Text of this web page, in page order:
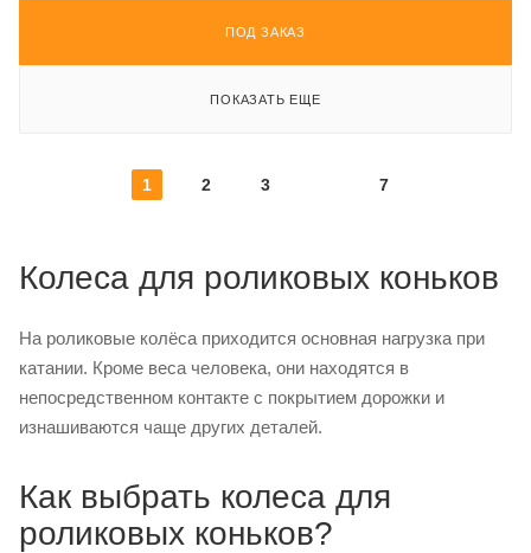
ПОД ЗАКАЗ
ПОКАЗАТЬ ЕЩЕ
1 2 3 7
Колеса для роликовых коньков
На роликовые колёса приходится основная нагрузка при
катании. Кроме веса человека, они находятся в
непосредственном контакте с покрытием дорожки и
изнашиваются чаще других деталей.
Как выбрать колеса для
роликовых коньков?